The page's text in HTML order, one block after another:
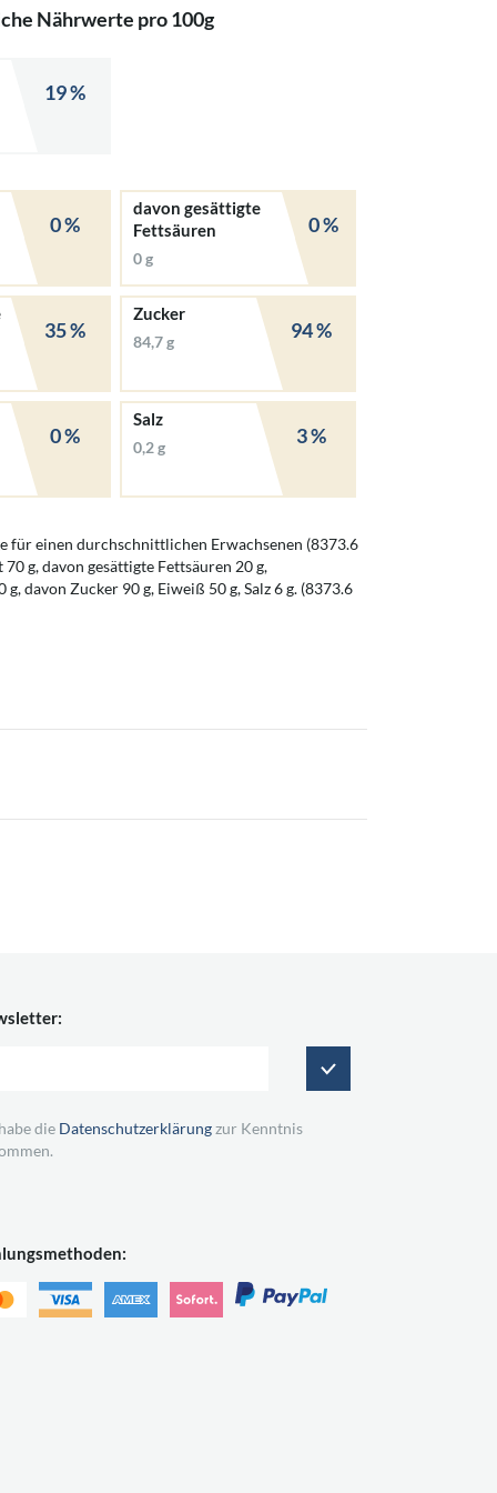
Nährwerte pro 100g
19 %
0 %
davon gesättigte
Fettsäuren
0 g
0 %
35 %
Zucker
84,7 g 94 %
0 %
Salz
0,2 g 3 %
für einen durchschnittlichen Erwachsenen (8373.6
g, davon gesättigte Fettsäuren 20 g,
davon Zucker 90 g, Eiweiß 50 g, Salz 6 g. (8373.6
die Datenschutzerklärungzur Kenntnis